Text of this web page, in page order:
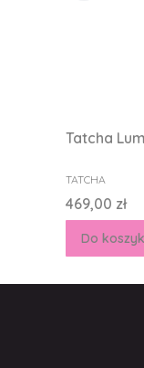
Tatcha
PRODUCENT
TATCHA
Cena
469,00 zł
Do